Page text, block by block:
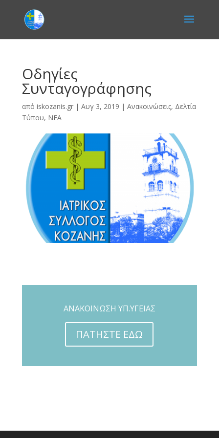
Οδηγίες
Συνταγογράφησης
από iskozanis.gr| Αυγ 3, 2019 | Ανακοινώσεις, Δελτία
Τύπου, ΝΕΑ
ΑΝΑΚΟΙΝΩΣΗ ΥΠ.ΥΓΕΙΑΣ
ΠΑΤΗΣΤΕ ΕΔΩ